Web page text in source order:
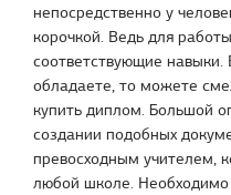
непосредственно у
корочкой. Ведь для
соответствующие
обладаете, то можете
купить диплом. Большой
создании подобных
превосходным учителем,
любой школе. Необходимо